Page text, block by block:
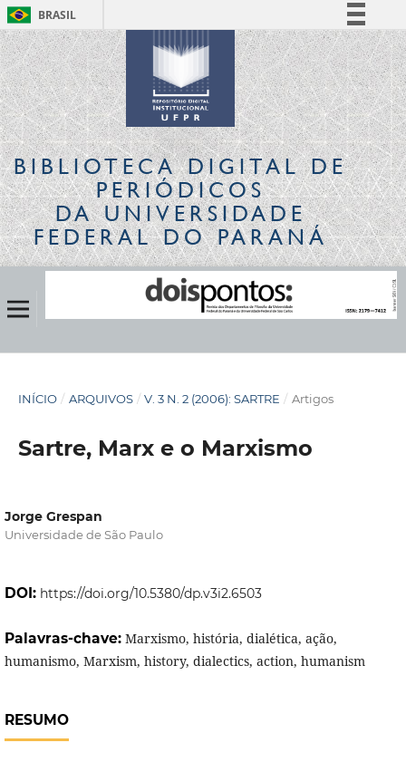
BRASIL
Simplifique!
Comunica BR
Participe
Acesso à informação
Legislação
Canais
BIBLIOTECA DIGITALDE
PERIÓDICOS
DA UNIVERSIDADE
FEDERAL DO PARANÁ
INÍCIO / ARQUIVOS / V. 3 N. 2 (2006): SARTRE / Artigos
Sartre, Marx e o Marxismo
Jorge Grespan
Universidade de São Paulo
DOI: https://doi.org/10.5380/dp.v3i2.6503
Palavras-chave: Marxismo, história, dialética, ação,
humanismo, Marxism, history, dialectics, action, humanism
RESUMO